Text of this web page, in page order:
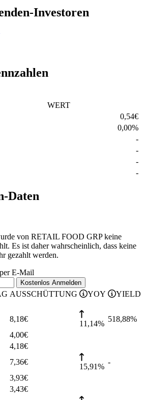
Investoren
WERT
0,54€
0,00%
-
-
-
-
Daten
von RETAIL FOOD GRP keine
Es ist daher wahrscheinlich, dass keine
gezahlt werden.
E-Mail
Kostenlos Anmelden
AUSSCHÜTTUNG YOY YIELD
8,18€
11,14%
518,88%
4,00€
4,18€
7,36€
15,91%
-
3,93€
3,43€